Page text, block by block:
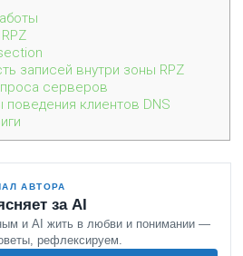
записей внутри зоны RPZ
серверов
поведения клиентов DNS
АВТОРА
за AI
и AI жить в любви и понимании —
рефлексируем.